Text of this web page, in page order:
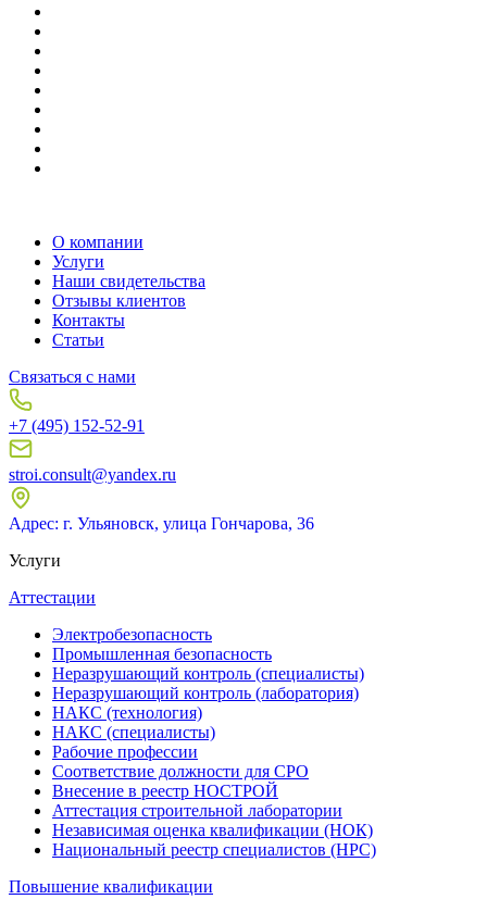
О компании
Услуги
Наши свидетельства
Отзывы клиентов
Контакты
Статьи
Связаться с нами
+7 (495) 152-52-91
stroi.consult@yandex.ru
Адрес: г. Ульяновск, улица Гончарова, 36
Услуги
Аттестации
Электробезопасность
Промышленная безопасность
Неразрушающий контроль (специалисты)
Неразрушающий контроль (лаборатория)
НАКС (технология)
НАКС (специалисты)
Рабочие профессии
Соответствие должности для СРО
Внесение в реестр НОСТРОЙ
Аттестация строительной лаборатории
Независимая оценка квалификации (НОК)
Национальный реестр специалистов (НРС)
Повышение квалификации